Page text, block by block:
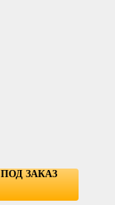
ПОД ЗАКАЗ